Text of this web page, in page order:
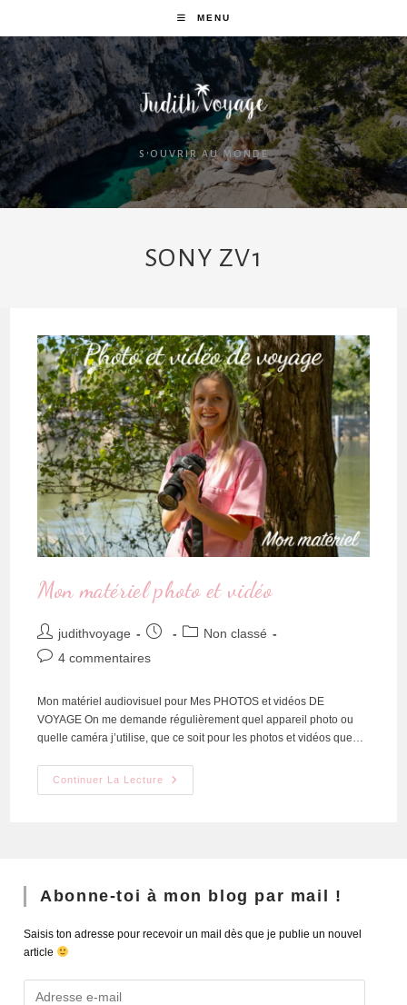
MENU
S'OUVRIR AU MONDE
SONY ZV1
Mon matériel photo et vidéo
judithvoyage
Non classé
4 commentaires
Mon matériel audiovisuel pour Mes PHOTOS et vidéos DE
VOYAGE On me demande régulièrement quel appareil photo ou
quelle caméra j’utilise, que ce soit pour les photos et vidéos que…
Continuer La Lecture
Abonne-toi à mon blog par mail !
Saisis ton adresse pour recevoir un mail dès que je publie un nouvel
article